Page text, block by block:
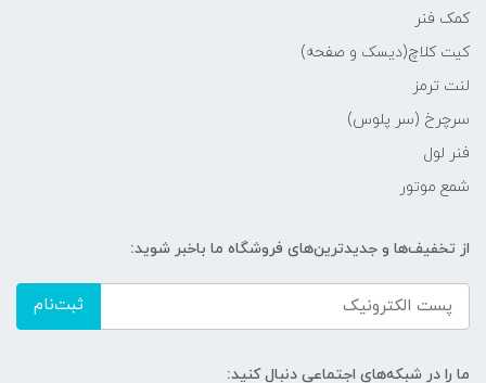
کمک فنر
کیت کلاچ(دیسک و صفحه)
لنت ترمز
سرچرخ (سر پلوس)
فنر لول
شمع موتور
از تخفیف‌ها و جدیدترین‌های فروشگاه ما باخبر شوید:
ثبت‌نام
ما را در شبکه‌های اجتماعی دنبال کنید: